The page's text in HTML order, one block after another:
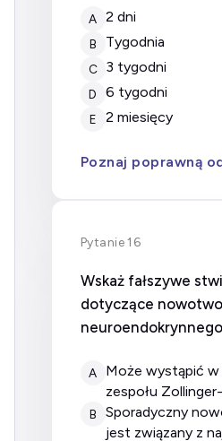
A 2 dni
B tygodnia
C 3 tygodni
D 6 tygodni
E 2 miesięcy
Poznaj poprawną
Pytanie 16
Wskaż fałszywe
dotyczące
neuroendokrynnego
A
może wystąpić w przebiegu
zespołu
B
sporadyczny nowotwór (typ 3)
jest związany z